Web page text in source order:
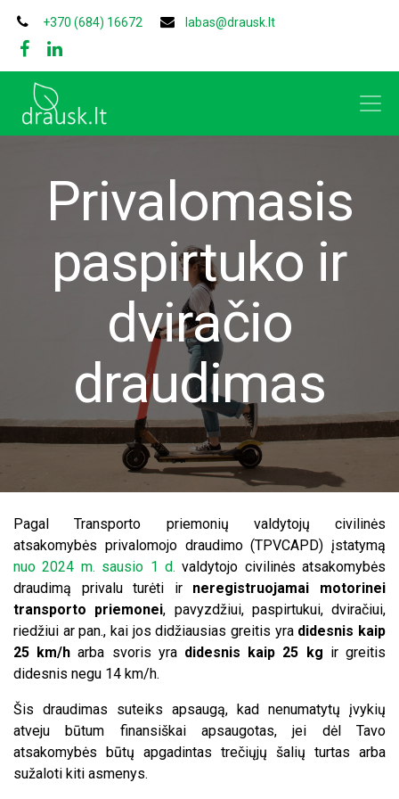
+370 (684) 16672 labas@drausk.lt
Privalomasis
paspirtuko ir
dviračio
draudimas
Pagal Transporto priemonių valdytojų civilinės
atsakomybės privalomojo draudimo (TPVCAPD) įstatymą
nuo 2024 m. sausio 1 d. valdytojo civilinės atsakomybės
draudimą privalu turėti ir neregistruojamai motorinei
transporto priemonei, pavyzdžiui, paspirtukui, dviračiui,
riedžiui ar pan., kai jos didžiausias greitis yra didesnis kaip
25 km/h arba svoris yra didesnis kaip 25 kg ir greitis
didesnis negu 14 km/h.
Šis draudimas suteiks apsaugą, kad nenumatytų įvykių
atveju būtum finansiškai apsaugotas, jei dėl Tavo
atsakomybės būtų apgadintas trečiųjų šalių turtas arba
sužaloti kiti asmenys.